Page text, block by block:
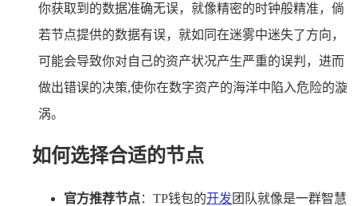
你获取到的数据准确无误，就像精密的时钟般精准，倘
若节点提供的数据有误，就如同在迷雾中迷失了方向，
可能会导致你对自己的资产状况产生严重的误判，进而
做出错误的决策,使你在数字资产的海洋中陷入危险的漩
涡。
如何选择合适的节点
官方推荐节点：TP钱包的开发 团队就像是一群智慧